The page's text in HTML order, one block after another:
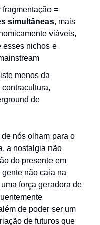
=
simultâneas, mais
viáveis,
esses nichos e
menos da
de
nós olham para o
a nostalgia não
do presente em
não caia na
força geradora de
de poder ser um
de futuros que